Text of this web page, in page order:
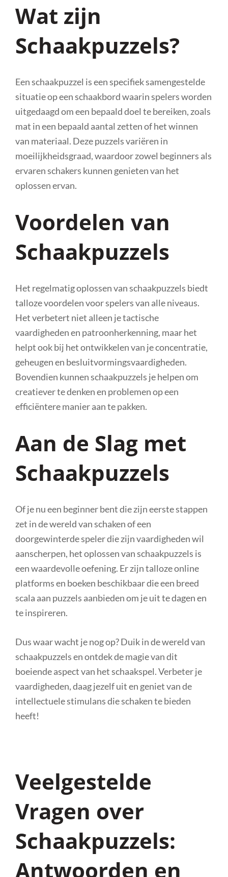
Wat zijn
Schaakpuzzels?
Een schaakpuzzel is een specifiek samengestelde
situatie op een schaakbord waarin spelers worden
uitgedaagd om een bepaald doel te bereiken, zoals
mat in een bepaald aantal zetten of het winnen
van materiaal. Deze puzzels variëren in
moeilijkheidsgraad, waardoor zowel beginners als
ervaren schakers kunnen genieten van het
oplossen ervan.
Voordelen van
Schaakpuzzels
Het regelmatig oplossen van schaakpuzzels biedt
talloze voordelen voor spelers van alle niveaus.
Het verbetert niet alleen je tactische
vaardigheden en patroonherkenning, maar het
helpt ook bij het ontwikkelen van je concentratie,
geheugen en besluitvormingsvaardigheden.
Bovendien kunnen schaakpuzzels je helpen om
creatiever te denken en problemen op een
efficiëntere manier aan te pakken.
Aan de Slag met
Schaakpuzzels
Of je nu een beginner bent die zijn eerste stappen
zet in de wereld van schaken of een
doorgewinterde speler die zijn vaardigheden wil
aanscherpen, het oplossen van schaakpuzzels is
een waardevolle oefening. Er zijn talloze online
platforms en boeken beschikbaar die een breed
scala aan puzzels aanbieden om je uit te dagen en
te inspireren.
Dus waar wacht je nog op? Duik in de wereld van
schaakpuzzels en ontdek de magie van dit
boeiende aspect van het schaakspel. Verbeter je
vaardigheden, daag jezelf uit en geniet van de
intellectuele stimulans die schaken te bieden
heeft!
Veelgestelde
Vragen over
Schaakpuzzels:
Antwoorden en